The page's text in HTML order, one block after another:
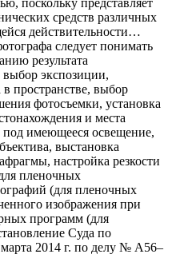
поскольку представляет
средств различных
действительности…
следует понимать
результата
выбор экспозиции,
пространстве, выбор
фотосъемки, установка
и места
под имеющееся освещение,
выстановка
настройка резкости
пленочных
(для пленочных
изображения при
программ (для
Суда по
2014 г. по делу № А56–